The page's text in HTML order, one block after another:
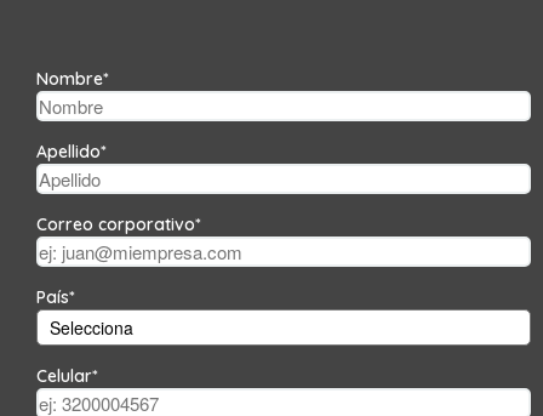
Nombre*
Apellido*
Correo corporativo*
País*
Celular*